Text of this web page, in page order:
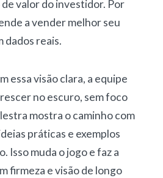
valor do investidor. Por
a vender melhor seu
dados reais.
essa visão clara, a equipe
no escuro, sem foco
mostra o caminho com
práticas e exemplos
Isso muda o jogo e faz a
firmeza e visão de longo